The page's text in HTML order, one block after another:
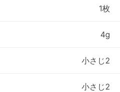
1枚
4g
小さじ2
小さじ2